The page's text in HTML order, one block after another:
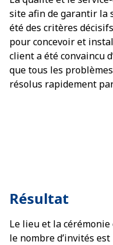
site afin de garantir la
été des critères
pour concevoir et
client a été convaincu
que tous les
résolus rapidement
Résultat
Le lieu et la
le nombre d’invités